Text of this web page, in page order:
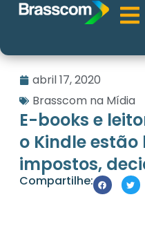
abril 17, 2020
Brasscom na Mídia
E-books e
o Kindle estão
impostos,
Compartilhe: